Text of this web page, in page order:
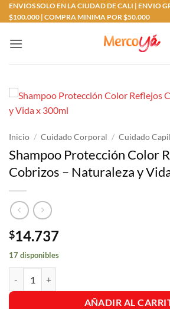
Saltar
al
ENVIOS SOLO EN LA CIUDAD DE CALI | ENVIO
$100.000 | COMPRA MINIMA POR $50.000
Inicio / Cuidado Corporal / Cuidado
Shampoo Protección Color
Cobrizos – Naturaleza y
$14.737
17 disponibles
AÑADIR AL